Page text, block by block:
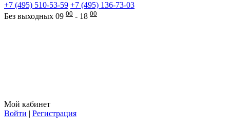
+7 (495) 510-53-59 +7 (495) 136-73-03
Без выходных 09 00 - 18 00
Мой кабинет
Войти | Регистрация